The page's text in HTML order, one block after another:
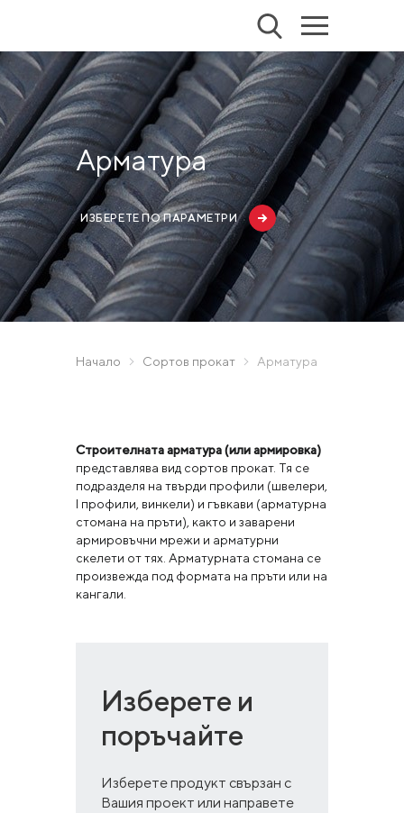
Арматура
ИЗБЕРЕТЕ ПО ПАРАМЕТРИ
Начало Сортов прокат Арматура
Строителната арматура (или армировка)
представлява вид сортов прокат. Тя се
подразделя на твърди профили (швелери,
I профили, винкели) и гъвкави (арматурна
стомана на пръти), както и заварени
армировъчни мрежи и арматурни
скелети от тях. Арматурната стомана се
произвежда под формата на пръти или на
кангали.
Изберете и
поръчайте
Изберете продукт свързан с
Вашия проект или направете